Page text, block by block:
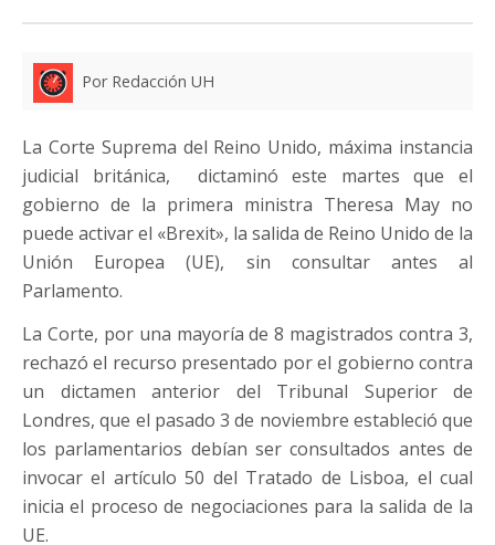
Por Redacción UH
La Corte Suprema del Reino Unido, máxima instancia
judicial británica, dictaminó este martes que el
gobierno de la primera ministra Theresa May no
puede activar el «Brexit», la salida de Reino Unido de la
Unión Europea (UE), sin consultar antes al
Parlamento.
La Corte, por una mayoría de 8 magistrados contra 3,
rechazó el recurso presentado por el gobierno contra
un dictamen anterior del Tribunal Superior de
Londres, que el pasado 3 de noviembre estableció que
los parlamentarios debían ser consultados antes de
invocar el artículo 50 del Tratado de Lisboa, el cual
inicia el proceso de negociaciones para la salida de la
UE.